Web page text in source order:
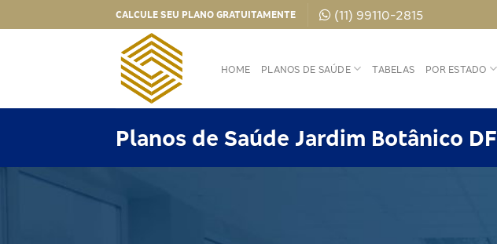
to
CALCULE SEU PLANO GRATUITAMENTE (11) 99110-2815
HOME PLANOS DE SAÚDE TABELAS POR ESTADO
Planos de Saúde Jardim Botânico DF